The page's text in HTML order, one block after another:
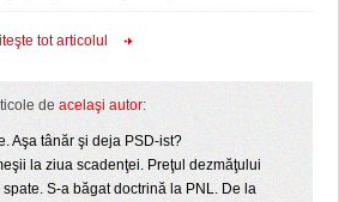
tot articolul
de acelaşi autor:
Aşa tânăr şi deja PSD-ist?
la ziua scadenţei. Preţul dezmăţului
S-a băgat doctrină la PNL. De la